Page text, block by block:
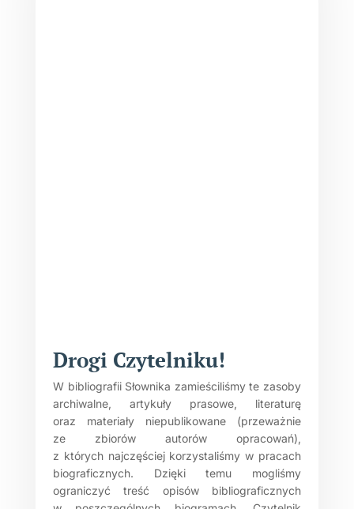
Drogi Czytelniku!
W bibliografii Słownika zamieściliśmy te zasoby
archiwalne, artykuły prasowe, literaturę
oraz materiały niepublikowane (przeważnie
ze zbiorów autorów opracowań),
z których najczęściej korzystaliśmy w pracach
biograficznych. Dzięki temu mogliśmy
ograniczyć treść opisów bibliograficznych